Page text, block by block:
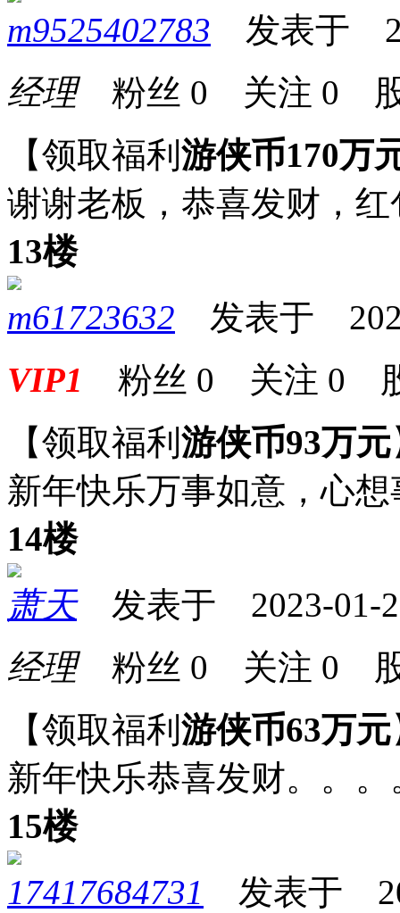
m9525402783 发表于
经理粉丝 0 关注 0
【领取福利 游侠币170万
谢谢老板，恭喜发财，
13楼
m61723632 发表于
VIP1 粉丝 0 关注 0
【领取福利 游侠币93万元
新年快乐万事如意，心想
14楼
萧天发表于 2023-01-
经理粉丝 0 关注 0
【领取福利 游侠币63万元
新年快乐恭喜发财。。
15楼
17417684731
发表于